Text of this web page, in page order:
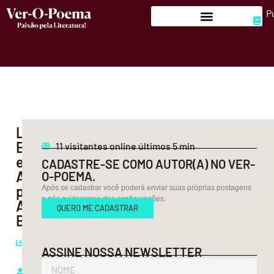
Literatura,
Estilo
e
Arte,
por
Aurora
Bernardini
670
Ver-O-
11visitantes online últimos 5 min
CADASTRE-SE COMO AUTOR(A) NO VER-
O-POEMA.
Após se cadastrar você poderá enviar suas próprias postagens
e nós cuidaremos das configurações.
QUERO ME CADASTRAR
ASSINE NOSSA NEWSLETTER